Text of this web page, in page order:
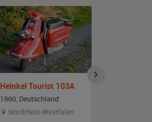
Heinkel Tourist 103A
1960, Deutschland
Nordrhein-Westfalen